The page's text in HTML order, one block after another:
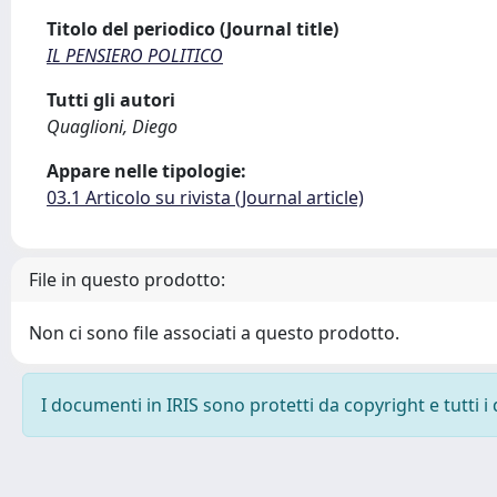
Titolo del periodico (Journal title)
IL PENSIERO POLITICO
Tutti gli autori
Quaglioni, Diego
Appare nelle tipologie:
03.1 Articolo su rivista (Journal article)
File in questo prodotto:
Non ci sono file associati a questo prodotto.
I documenti in IRIS sono protetti da copyright e tutti